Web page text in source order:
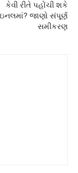
કેવી રીતે પહોંચી શકે
જાણો સંપૂર્ણ
સમીકરણ